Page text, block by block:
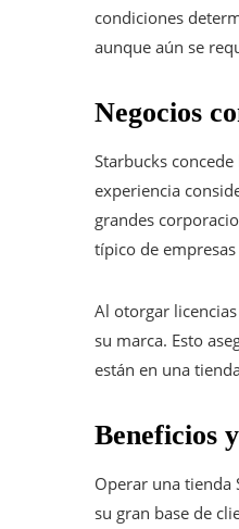
condiciones
aunque aún se
Negocios
Starbucks
experiencia
grandes
típico de
Al otorgar
su marca. Esto
están en una
Beneficios
Operar una tienda
su gran base de